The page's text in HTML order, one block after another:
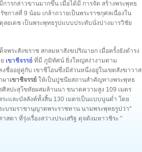
การกล่าวขานมากขึ้น เมื่อได้มี การจัด สร้างพระพุทธ
กาลที่ 9 น้อม เกล้าถวายเป็นพระราชกุศลเนื่องใน
ลยเดช เป็นพระพุทธรูปแบบประทับนั่งปางมารวิชัย
พระสังฆราช สกลมหาสังฆปริณายก เมื่อครั้งยังดำรง
เขาชีจรรย์ ที่มี ภูมิทัศน์ ยิ่งใหญ่สง่างามตาม
ชื่ออยู่คู่กับ เขาชีโอนซึ่งมีส่วนหนึ่งอยู่ในเขตสังฆาวาส
ผาเขาชีจรรย์ ให้เป็นปูชนียสถานสำคัญทางพระพุทธ
ลปะสุโขทัยผสมล้านนา ขนาดความสูง 109 เมตร
ะและบัลลังค์ทั้งสิ้น 130 เมตรเป็นแบบนูนต่ำ โดย
บรมราชานุญาตพระราชทาน นามพระพุทธรูปว่า"
ดา ที่รุ่งเรื่องสว่างประเสริฐ ดุจดังมหาวชิระ "